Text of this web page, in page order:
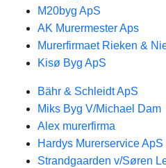
M20byg ApS
AK Murermester Aps
Murerfirmaet Rieken &
Kisø Byg ApS
Bähr & Schleidt ApS
Miks Byg V/Michael Dam
Alex murerfirma
Hardys Murerservice ApS
Strandgaarden v/Søren